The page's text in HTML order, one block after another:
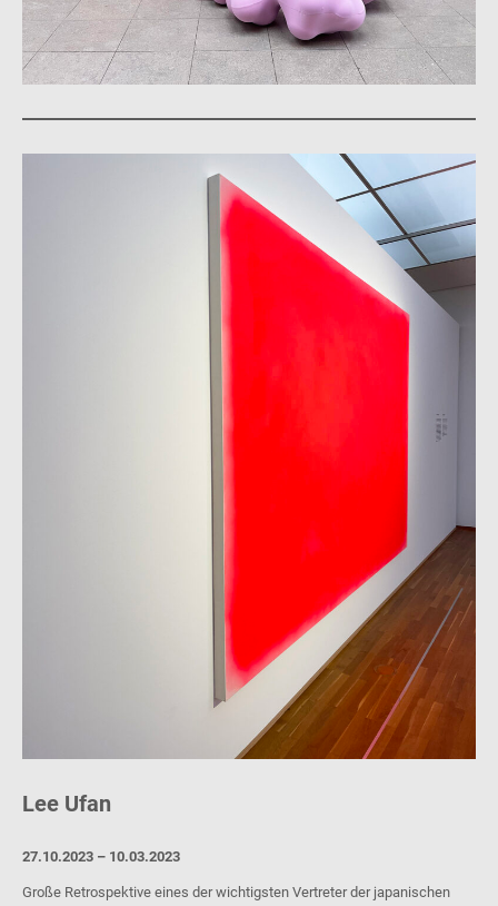
Lee Ufan
27.10.2023 – 10.03.2023
Große Retrospektive eines der wichtigsten Vertreter der japanischen